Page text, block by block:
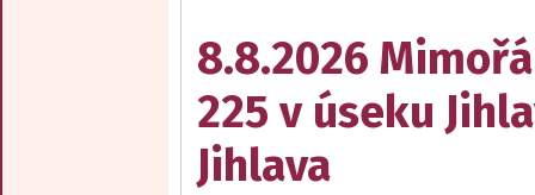
8.8.2026
225 v úseku
Jihlava